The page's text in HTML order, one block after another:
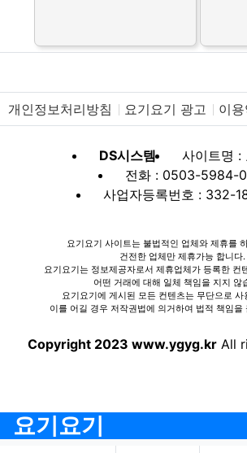
개인정보처리방침 요기요기 광고 이
DS시스템
사이트명 :
전화 : 0503-5984-
사업자등록번호 : 332-
요기요기 사이트는 불법적인 업체와 제휴를
건전한 업체만 제휴가능 합니다.
요기요기는 정보제공자로서 제휴업체가 등록한 컨
어떤 거래에 대해 일체 책임을 지지 않
요기요기에 게시된 모든 컨텐츠는 무단으로 사
이를 어길 경우 저작권법에 의거하여 법적 책임을
Copyright 2023 www.ygyg.kr All
요기요기